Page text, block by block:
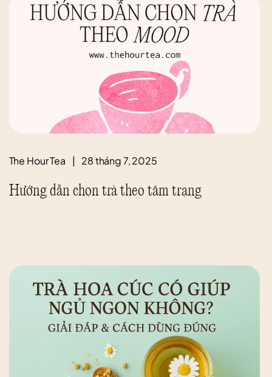
The Hour Tea | 28 tháng 7, 2025
Hướng dẫn chọn trà theo tâm trạng